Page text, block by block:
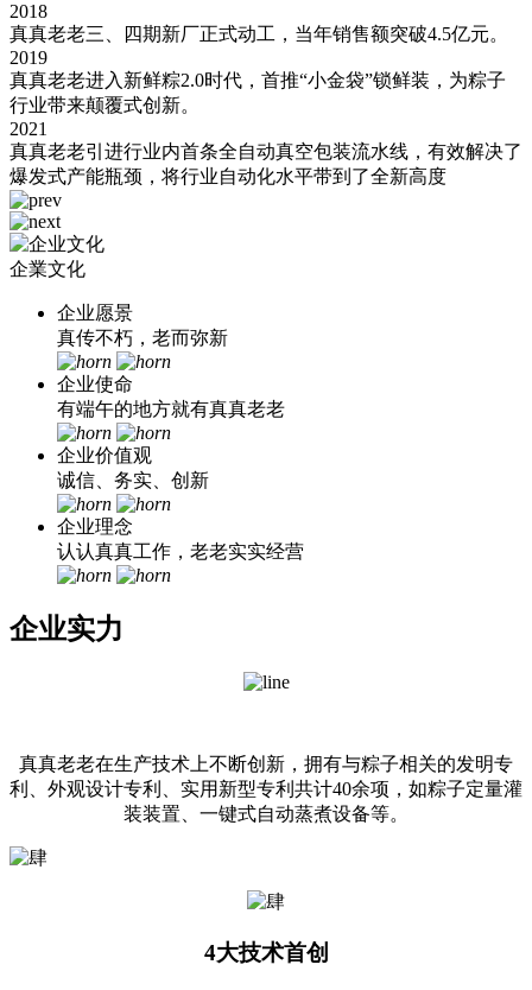
2018
真真老老三、四期新厂正式动工，当年销售额突破4.5亿元。
2019
真真老老进入新鲜粽2.0时代，首推“小金袋”锁鲜装，为粽子
行业带来颠覆式创新。
2021
真真老老引进行业内首条全自动真空包装流水线，有效解决了
爆发式产能瓶颈，将行业自动化水平带到了全新高度
企業文化
企业愿景
真传不朽，老而弥新
企业使命
有端午的地方就有真真老老
企业价值观
诚信、务实、创新
企业理念
认认真真工作，老老实实经营
企业实力
真真老老在生产技术上不断创新，拥有与粽子相关的发明专
利、外观设计专利、实用新型专利共计40余项，如粽子定量灌
装装置、一键式自动蒸煮设备等。
4大技术首创